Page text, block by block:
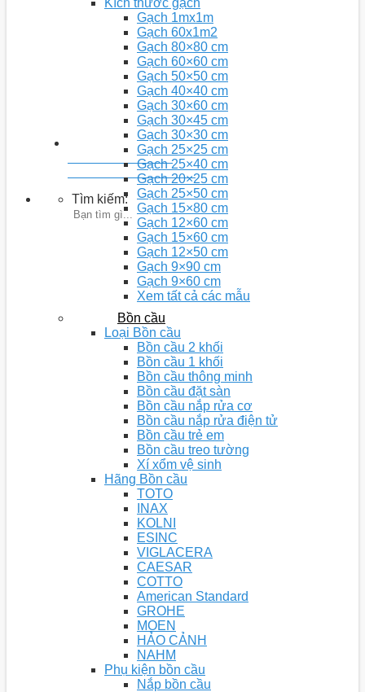
Youtobe: Nhà 5D
Kênh chia sẻ video kiến thức
Tìm kiếm:
Kích thước gạch
Gạch 1mx1m
Gạch 60x1m2
Gạch 80×80 cm
Gạch 60×60 cm
Gạch 50×50 cm
Gạch 40×40 cm
Gạch 30×60 cm
Gạch 30×45 cm
Gạch 30×30 cm
Gạch 25×25 cm
Gạch 25×40 cm
Gạch 20×25 cm
Gạch 25×50 cm
Gạch 15×80 cm
Gạch 12×60 cm
Gạch 15×60 cm
Gạch 12×50 cm
Gạch 9×90 cm
Gạch 9×60 cm
Xem tất cả các mẫu
Bồn cầu
Loại Bồn cầu
Bồn cầu 2 khối
Bồn cầu 1 khối
Bồn cầu thông minh
Bồn cầu đặt sàn
Bồn cầu nắp rửa cơ
Bồn cầu nắp rửa điện tử
Bồn cầu trẻ em
Bồn cầu treo tường
Xí xổm vệ sinh
Hãng Bồn cầu
TOTO
INAX
KOLNI
ESINC
VIGLACERA
CAESAR
COTTO
American Standard
GROHE
MOEN
HẢO CẢNH
NAHM
Phụ kiện bồn cầu
Nắp bồn cầu